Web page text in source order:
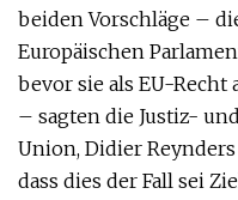
beiden Vorschläge –
Europäischen
bevor sie als EU-
– sagten die Justiz-
Union, Didier
dass dies der Fall sei